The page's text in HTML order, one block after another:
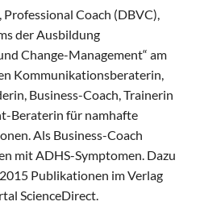
Coach (DBVC),
der Ausbildung
Change-Management“ am
Kommunikationsberaterin,
Business-Coach, Trainerin
Beraterin für namhafte
Als Business-Coach
mit ADHS-Symptomen. Dazu
Publikationen im Verlag
ScienceDirect.